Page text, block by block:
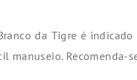
da Tigre é
manuseio.